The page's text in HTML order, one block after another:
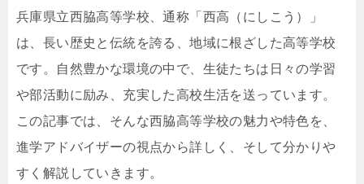
兵庫県立西脇高等学校、通称「西高（にしこう）」
は、長い歴史と伝統を誇る、地域に根ざした高等学校
です。自然豊かな環境の中で、生徒たちは日々の学習
や部活動に励み、充実した高校生活を送っています。
この記事では、そんな西脇高等学校の魅力や特色を、
進学アドバイザーの視点から詳しく、そして分かりや
すく解説していきます。